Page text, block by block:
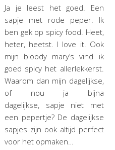
Ja je leest het goed. Een
sapje met rode peper. Ik
ben gek op spicy food. Heet,
heter, heetst. I love it. Ook
mijn bloody mary’s vind ik
goed spicy het allerlekkerst.
Waarom dan mijn dagelijkse,
of nou ja bijna
dagelijkse, sapje niet met
een pepertje? De dagelijkse
sapjes zijn ook altijd perfect
voor het opmaken…